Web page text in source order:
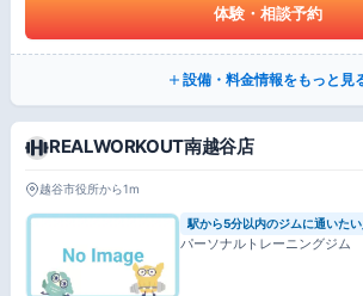
体験・相談予約
設備・料金情報をもっと見
REALWORKOUT南越谷店
越谷市役所から1m
駅から5分以内のジムに通いたい
パーソナルトレーニングジム